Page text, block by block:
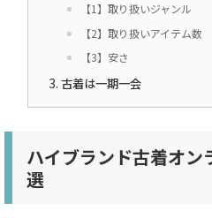
【1】取り扱いジャンル
【2】取り扱いアイテム数
【3】安さ
古着は一期一会
ハイブランド古着オン
選